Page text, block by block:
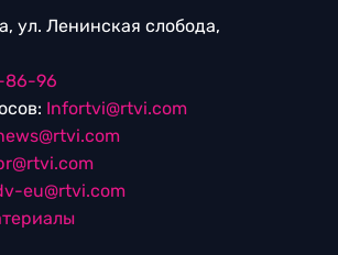
ул. Ленинская слобода,
86-96
Infortvi@rtvi.com
eu@rtvi.com